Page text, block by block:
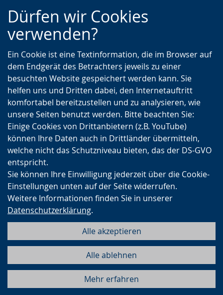
Zur
Hauptnavigation
Zur
Seitennavigation
Zum
Inhalt
Dürfen wir Cookies
verwenden?
Ein Cookie ist eine Textinformation, die im Browser auf
dem Endgerät des Betrachters jeweils zu einer
besuchten Website gespeichert werden kann. Sie
helfen uns und Dritten dabei, den Internetauftritt
komfortabel bereitzustellen und zu analysieren, wie
unsere Seiten benutzt werden. Bitte beachten Sie:
Einige Cookies von Drittanbietern (z.B. YouTube)
können Ihre Daten auch in Drittländer übermitteln,
welche nicht das Schutzniveau bieten, das der DS-GVO
entspricht.
Sie können Ihre Einwilligung jederzeit über die Cookie-
Einstellungen unten auf der Seite widerrufen.
Weitere Informationen finden Sie in unserer
Datenschutzerklärung.
Alle akzeptieren
Alle ablehnen
Mehr erfahren